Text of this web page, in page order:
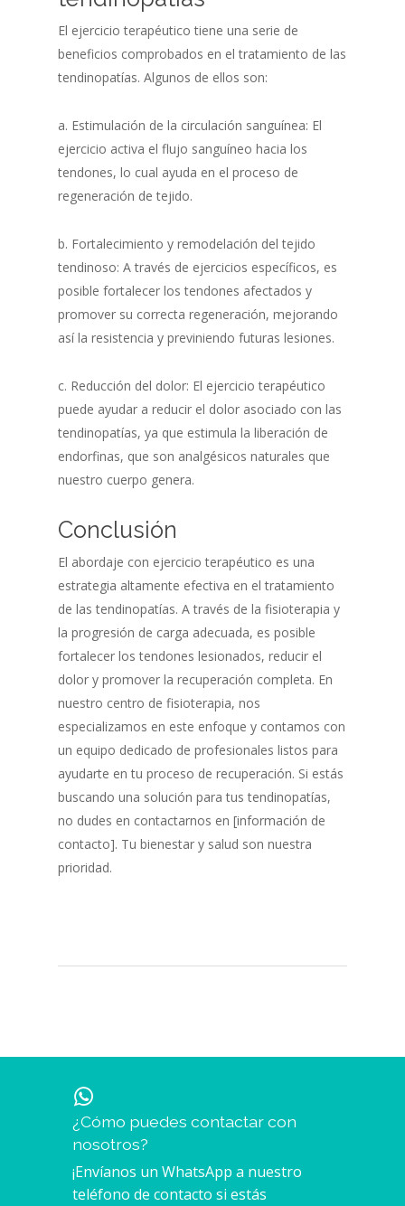
El ejercicio terapéutico tiene una serie de
beneficios comprobados en el tratamiento de las
tendinopatías. Algunos de ellos son:
a. Estimulación de la circulación sanguínea: El
ejercicio activa el flujo sanguíneo hacia los
tendones, lo cual ayuda en el proceso de
regeneración de tejido.
b. Fortalecimiento y remodelación del tejido
tendinoso: A través de ejercicios específicos, es
posible fortalecer los tendones afectados y
promover su correcta regeneración, mejorando
así la resistencia y previniendo futuras lesiones.
c. Reducción del dolor: El ejercicio terapéutico
puede ayudar a reducir el dolor asociado con las
tendinopatías, ya que estimula la liberación de
endorfinas, que son analgésicos naturales que
nuestro cuerpo genera.
Conclusión
El abordaje con ejercicio terapéutico es una
estrategia altamente efectiva en el tratamiento
de las tendinopatías. A través de la fisioterapia y
la progresión de carga adecuada, es posible
fortalecer los tendones lesionados, reducir el
dolor y promover la recuperación completa. En
nuestro centro de fisioterapia, nos
especializamos en este enfoque y contamos con
un equipo dedicado de profesionales listos para
ayudarte en tu proceso de recuperación. Si estás
buscando una solución para tus tendinopatías,
no dudes en contactarnos en [información de
contacto]. Tu bienestar y salud son nuestra
prioridad.
¿Cómo puedes contactar con
nosotros?
¡Envíanos un WhatsApp a nuestro
teléfono de contacto si estás